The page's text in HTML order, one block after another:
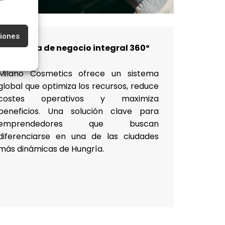
Sistema de negocio integral 360º
Cosmetics ofrece un sistema
que optimiza los recursos, reduce
operativos y maximiza
Una solución clave para
que buscan
en una de las ciudades
dinámicas de Hungría.